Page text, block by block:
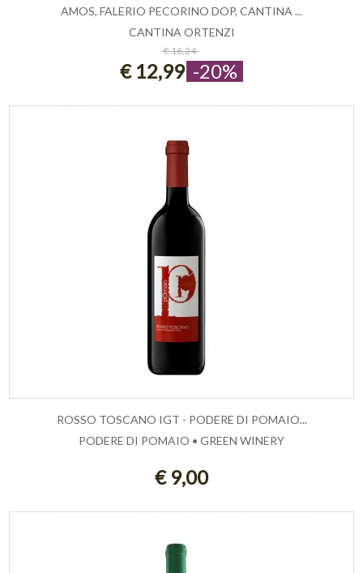
ESAURITO
AMOS, FALERIO PECORINO DOP, CANTINA ...
CANTINA ORTENZI
€ 16,24
€ 12,99 -20%
ESAURITO
ROSSO TOSCANO IGT - PODERE DI POMAIO...
PODERE DI POMAIO • GREEN WINERY
€ 9,00